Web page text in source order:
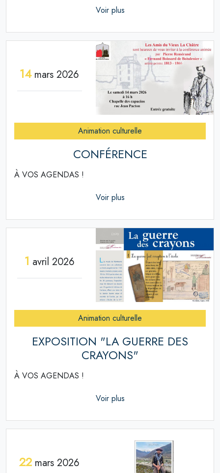
Voir plus
14mars 2026
Animation culturelle
CONFÉRENCE
À VOS AGENDAS !
Voir plus
1 avril 2026
Animation culturelle
EXPOSITION "LA GUERRE DES
CRAYONS"
À VOS AGENDAS !
Voir plus
22 mars 2026